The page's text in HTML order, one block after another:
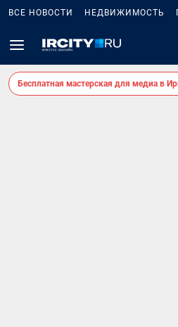
ВСЕ НОВОСТИ НЕДВИЖИМОСТЬ
Бесплатная мастерская для медиа в